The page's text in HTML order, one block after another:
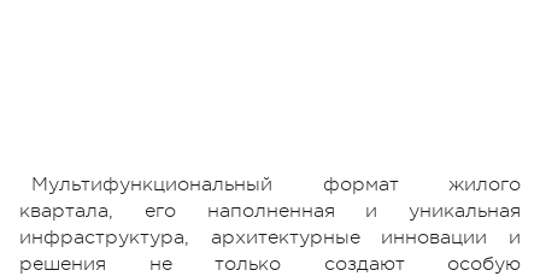
Мультифункциональный формат жилого
квартала, его наполненная и уникальная
инфраструктура, архитектурные инновации и
решения не только создают особую